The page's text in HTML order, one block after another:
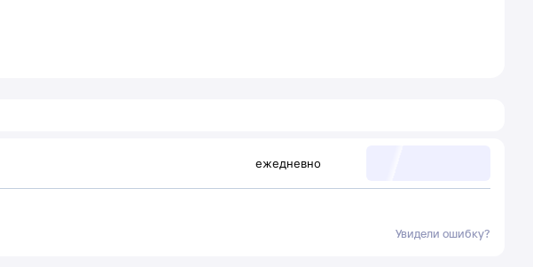
ежедневно
Увидели ошибку?